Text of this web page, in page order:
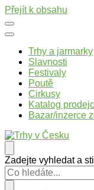
Přejít k obsahu
Trhy a jarmarky
Slavnosti
Festivaly
Poutě
Cirkusy
Katalog
Bazar/inzerce
Trhy v Česku
Trhy, jarmarky,
Hledáte
něco
?
Zadejte vyhledat a